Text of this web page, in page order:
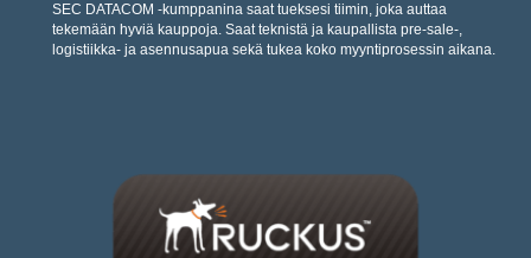
SEC DATACOM -kumppanina saat tueksesi tiimin, joka auttaa
tekemään hyviä kauppoja. Saat teknistä ja kaupallista pre-sale-,
logistiikka- ja asennusapua sekä tukea koko myyntiprosessin aikana.